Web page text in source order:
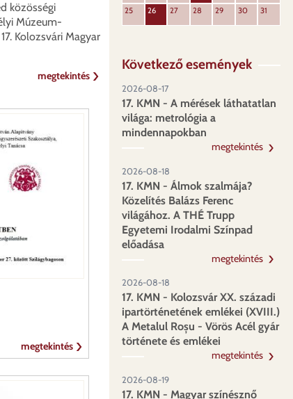
közösségi
Múzeum-
Kolozsvári Magyar
megtekintés
megtekintés
25 26 27 28 29 30 31
Következő események
2026-08-17
17. KMN - A mérések láthatatlan
világa: metrológia a
mindennapokban
megtekintés
2026-08-18
17. KMN - Álmok szalmája?
Közelítés Balázs Ferenc
világához. A THÉ Trupp
Egyetemi Irodalmi Színpad
előadása
megtekintés
2026-08-18
17. KMN - Kolozsvár XX. századi
ipartörténetének emlékei (XVIII.)
A Metalul Roșu - Vörös Acél gyár
története és emlékei
megtekintés
2026-08-19
17. KMN - Magyar színésznő